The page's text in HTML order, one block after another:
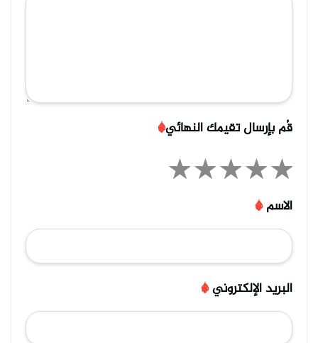
قُم بإرسال تقيمك النهائي*
الاسم*
البريد الإلكتروني*